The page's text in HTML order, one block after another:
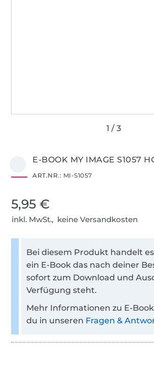
E-BOOK MY IMAGE S1057
ART.NR.: MI-S1057
5,95 €
inkl. MwSt., keine Versandkosten
Bei diesem Produkt handelt
ein E-Book das nach deiner
sofort zum Download und
Verfügung steht.
Mehr Informationen zu E-
du in unseren Fragen &